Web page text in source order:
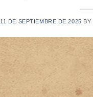
11 DE SEPTIEMBRE DE 2025 BY